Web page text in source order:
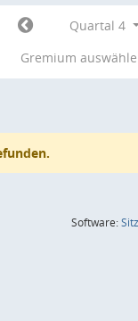
Quartal 4
Gremium
Software: